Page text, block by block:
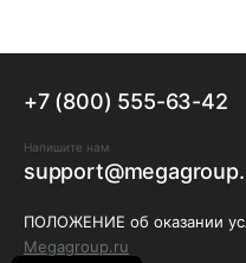
+7 (800) 555-63-42
Напишите нам
ПОЛОЖЕНИЕ об оказании
Megagroup.ru